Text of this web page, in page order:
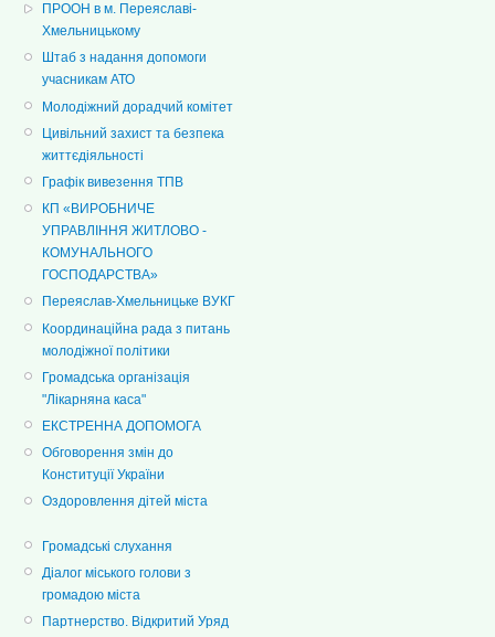
ПРООН в м. Переяславі-
Хмельницькому
Штаб з надання допомоги
учасникам АТО
Молодіжний дорадчий комітет
Цивільний захист та безпека
життєдіяльності
Графік вивезення ТПВ
КП «ВИРОБНИЧЕ
УПРАВЛІННЯ ЖИТЛОВО -
КОМУНАЛЬНОГО
ГОСПОДАРСТВА»
Переяслав-Хмельницьке ВУКГ
Координаційна рада з питань
молодіжної політики
Громадська організація
"Лікарняна каса"
ЕКСТРЕННА ДОПОМОГА
Обговорення змін до
Конституції України
Оздоровлення дітей міста
Громадські слухання
Діалог міського голови з
громадою міста
Партнерство. Відкритий Уряд